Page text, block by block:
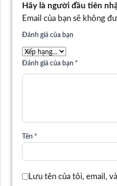
Hãy là người đầu tiên
Email của bạn sẽ không
Đánh giá của bạn
Đánh giá của bạn *
Tên *
Lưu tên của tôi, email,